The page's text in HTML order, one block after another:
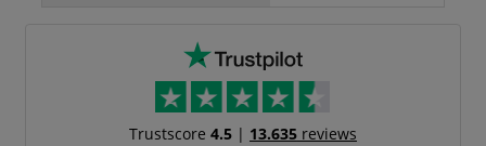
Trustscore 4.5| 13.635reviews